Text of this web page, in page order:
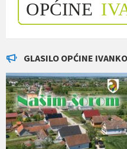
GLASILO OPĆINE